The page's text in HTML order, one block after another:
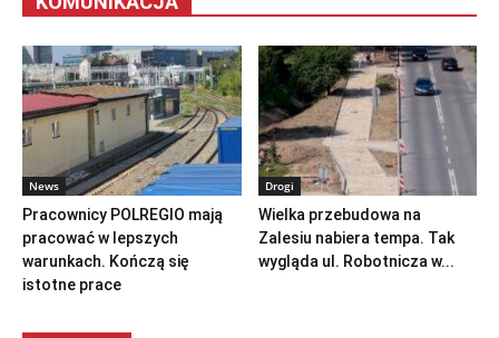
News
Pracownicy POLREGIO mają
pracować w lepszych
warunkach. Kończą się
istotne prace
Drogi
Wielka przebudowa na
Zalesiu nabiera tempa. Tak
wygląda ul. Robotnicza w...